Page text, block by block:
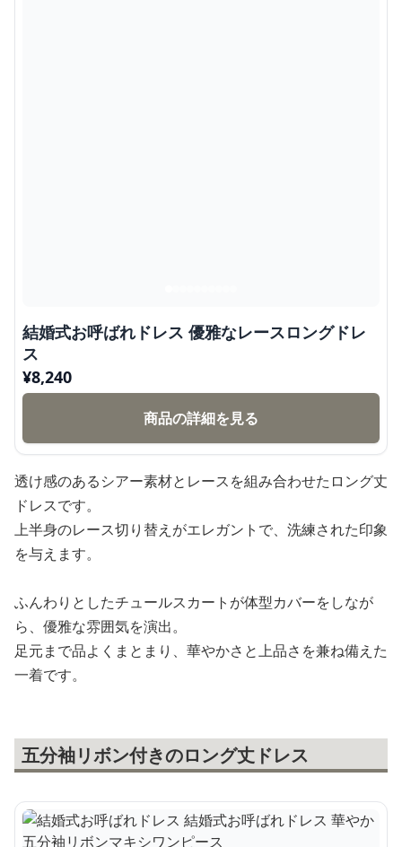
結婚式お呼ばれドレス 優雅なレースロングドレ
ス
¥8,240
商品の詳細を見る
透け感のあるシアー素材とレースを組み合わせたロング丈
ドレスです。
上半身のレース切り替えがエレガントで、洗練された印象
を与えます。
ふんわりとしたチュールスカートが体型カバーをしなが
ら、優雅な雰囲気を演出。
足元まで品よくまとまり、華やかさと上品さを兼ね備えた
一着です。
五分袖リボン付きのロング丈ドレス